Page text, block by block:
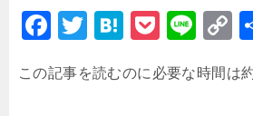
F
c
T
tt
H
e
P
c
Li
e
C
p
この記事を読むのに必要な時間は